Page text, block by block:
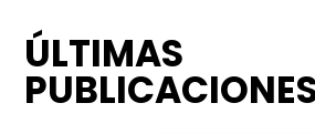
n
a
t
ÚLTIMAS